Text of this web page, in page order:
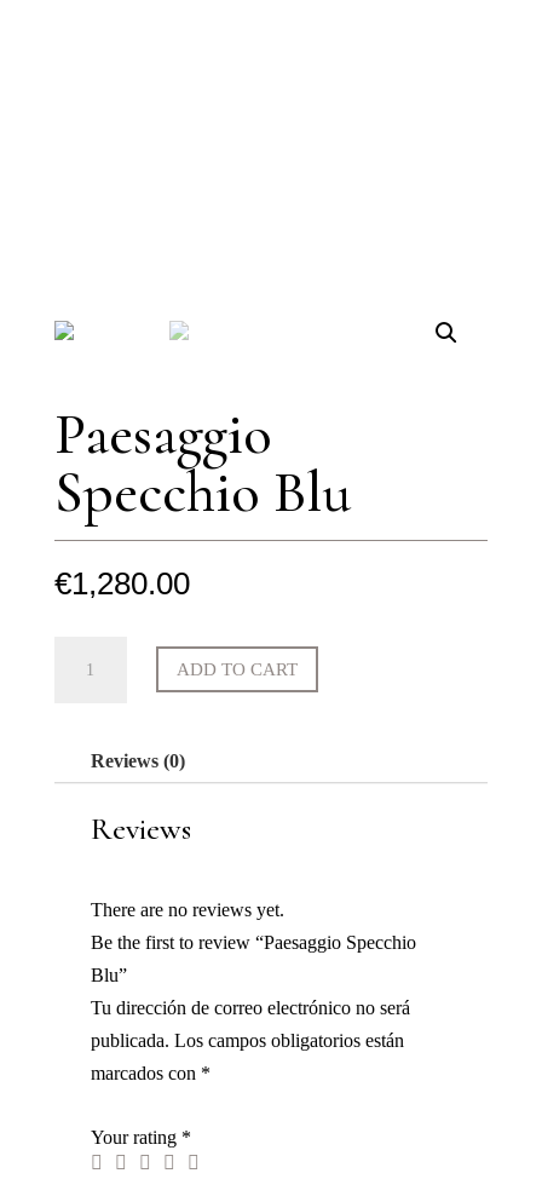
Paesaggio
Specchio Blu
€1,280.00
quantity
ADD TO CART
Reviews (0)
Reviews
There are no reviews yet.
Be the first to review “Paesaggio Specchio
Blu”
Tu dirección de correo electrónico no será
publicada. Los campos obligatorios están
marcados con *
Your rating *